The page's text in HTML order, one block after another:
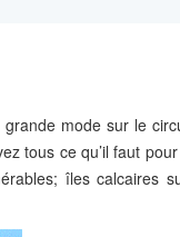
mode sur le
tous ce qu’il faut
îles calcaires